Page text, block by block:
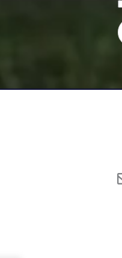
E-
mail